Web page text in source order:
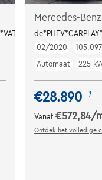
REFUNDABLE*
Mercedes-
02/2020
Automaat
225
€28.890 1
Vanaf€572,84/
Ontdek het volledige